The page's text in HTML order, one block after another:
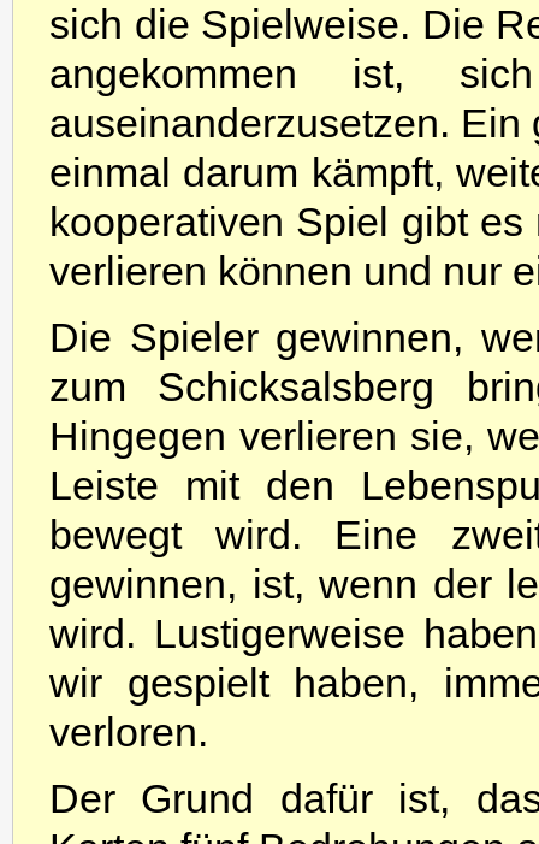
sich die Spielweise. Die
angekommen ist,
auseinanderzusetzen.
einmal darum kämpft,
kooperativen Spiel gibt
verlieren können und nur
Die Spieler gewinnen,
zum Schicksalsberg
Hingegen verlieren sie,
Leiste mit den
bewegt wird. Eine
gewinnen, ist, wenn der
wird. Lustigerweise
wir gespielt haben,
verloren.
Der Grund dafür ist,